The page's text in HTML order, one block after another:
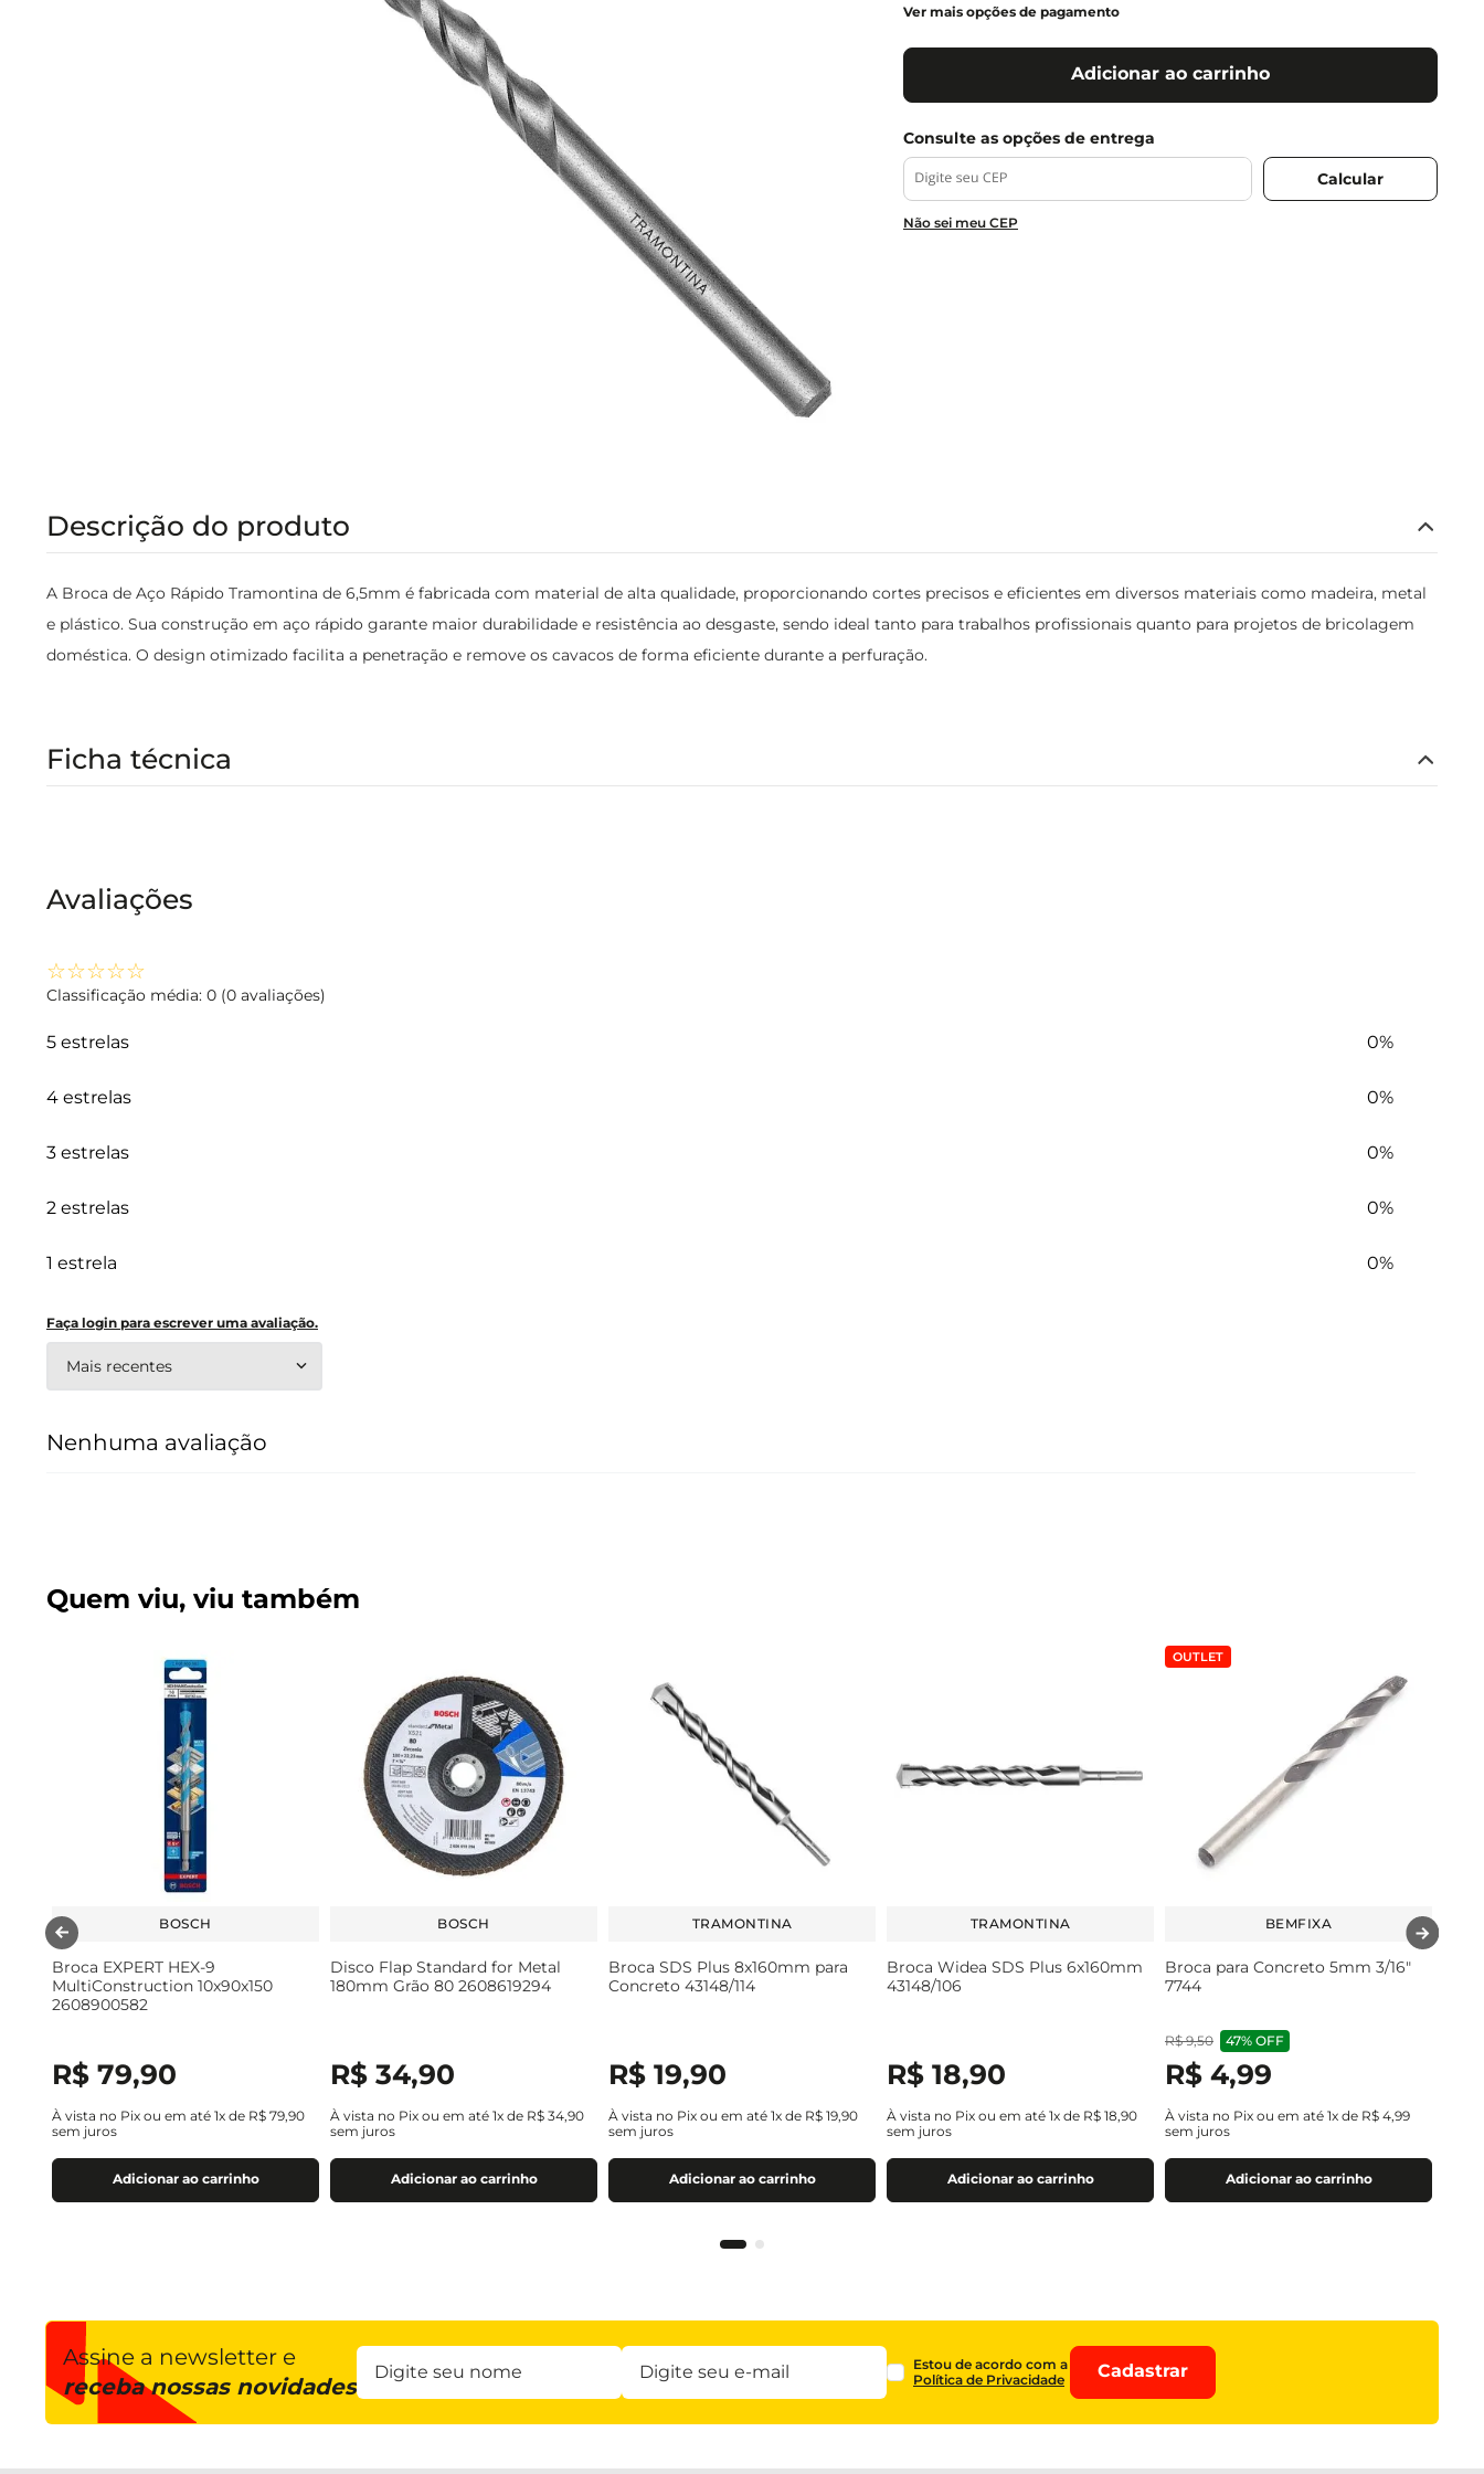
Ver mais opções de pagamento
Adicionar ao carrinho
Não sei meu CEP
Descrição do produto
A Broca de Aço Rápido Tramontina de 6,5mm é fabricada com material de alta qualidade, proporcionando cortes precisos e eficientes em diversos materiais como madeira, metal
e plástico. Sua construção em aço rápido garante maior durabilidade e resistência ao desgaste, sendo ideal tanto para trabalhos profissionais quanto para projetos de bricolagem
doméstica. O design otimizado facilita a penetração e remove os cavacos de forma eficiente durante a perfuração.
Ficha técnica
Avaliações
☆☆☆☆☆
Classificação média: 0 (0 avaliações)
5 estrelas 0%
4 estrelas 0%
3 estrelas 0%
2 estrelas 0%
1 estrela 0%
Faça login para escrever uma avaliação.
Mais recentes
Nenhuma avaliação
Quem viu, viu também
BOSCH
Broca EXPERT HEX-9
MultiConstruction 10x90x150
2608900582
R$ 79,90
À vista no Pix ou em até 1x de R$ 79,90
sem juros
Adicionar ao carrinho
BOSCH
Disco Flap Standard for Metal
180mm Grão 80 2608619294
R$ 34,90
À vista no Pix ou em até 1x de R$ 34,90
sem juros
Adicionar ao carrinho
TRAMONTINA
Broca SDS Plus 8x160mm para
Concreto 43148/114
R$ 19,90
À vista no Pix ou em até 1x de R$ 19,90
sem juros
Adicionar ao carrinho
TRAMONTINA
Broca Widea SDS Plus 6x160mm
43148/106
R$ 18,90
À vista no Pix ou em até 1x de R$ 18,90
sem juros
Adicionar ao carrinho
OUTLET
BEMFIXA
Broca para Concreto 5mm 3/16"
7744
R$ 9,50 47% OFF
R$ 4,99
À vista no Pix ou em até 1x de R$ 4,99
sem juros
Adicionar ao carrinho
Assine a newsletter e
receba nossas novidades
Estou de acordo com a
Política de Privacidade
Cadastrar